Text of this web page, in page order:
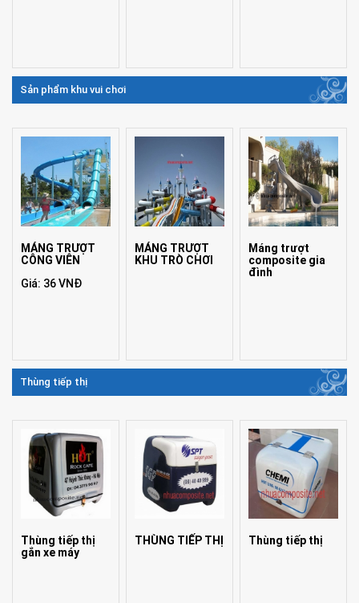
Sản phẩm khu vui chơi
MÁNG TRƯỢT
CÔNG VIÊN
Giá: 36 VNĐ
MÁNG TRƯỢT
KHU TRÒ CHƠI
Máng trượt
composite gia
đình
Thùng tiếp thị
Thùng tiếp thị
gắn xe máy
THÙNG TIẾP THỊ Thùng tiếp thị